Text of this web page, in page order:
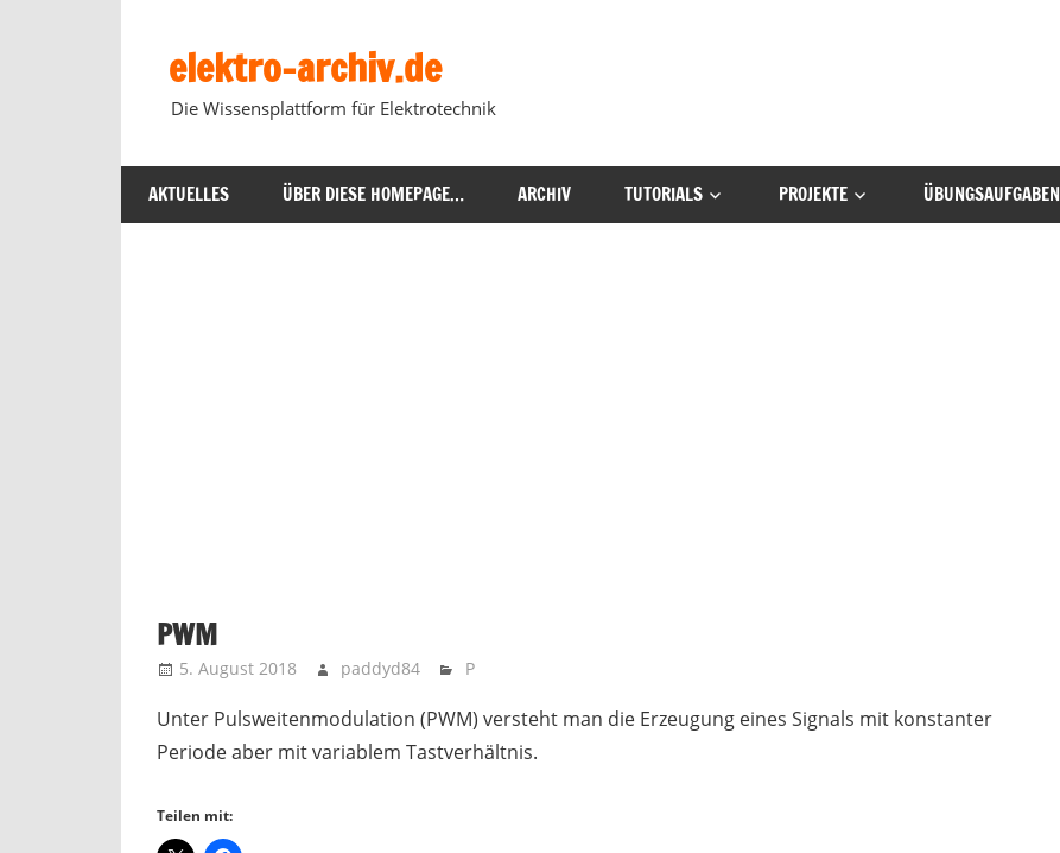
springenelektro-archiv.de
Die Wissensplattform für Elektrotechnik
AKTUELLES ÜBER DIESE HOMEPAGE… ARCHIV TUTORIALS PROJEKTE ÜBUNGSAUFGABEN
PWM
5. August 2018 paddyd84 P
Unter Pulsweitenmodulation (PWM) versteht man die Erzeugung eines Signals mit konstanter
Periode aber mit variablem Tastverhältnis.
Teilen mit: